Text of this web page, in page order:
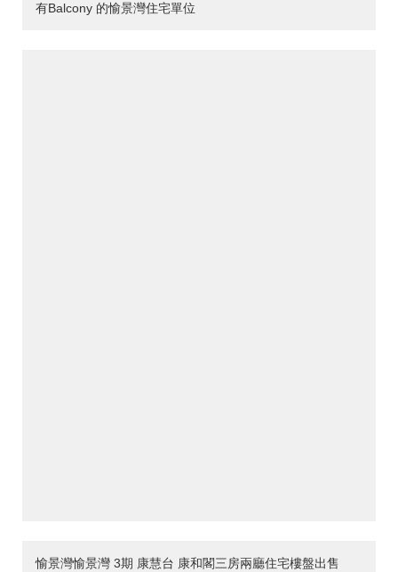
有Balcony 的愉景灣住宅單位
愉景灣愉景灣 3期 康慧台 康和閣三房兩廳住宅樓盤出售